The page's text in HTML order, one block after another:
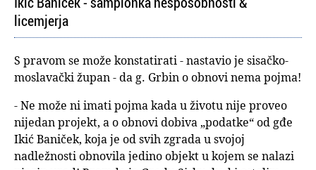
licemjerja
S pravom se može konstatirati - nastavio je sisačko-
moslavački župan - da g. Grbin o obnovi nema pojma!
- Ne može ni imati pojma kada u životu nije proveo
nijedan projekt, a o obnovi dobiva „podatke“ od gđe
Ikić Baniček, koja je od svih zgrada u svojoj
nadležnosti obnovila jedino objekt u kojem se nalazi